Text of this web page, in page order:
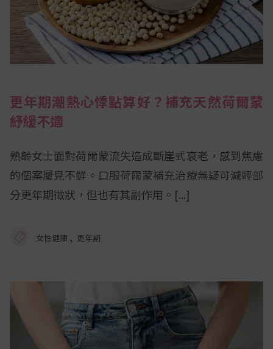
更年期潮熱心悸點算好？補充天然荷爾蒙
紓緩不適
熟齡女士面對荷爾蒙流失造成斷崖式衰老，感到焦慮
的個案屢見不鮮。口服荷爾蒙補充治療無疑可減輕部
分更年期徵狀，但也有其副作用。
女性健康 , 更年期